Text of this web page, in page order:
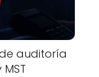
auditoría